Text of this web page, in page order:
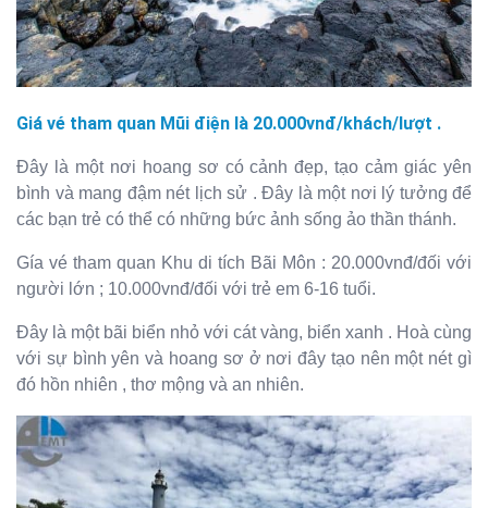
Giá vé tham quan Mũi điện là 20.000vnđ/khách/lượt .
Đây là một nơi hoang sơ có cảnh đẹp, tạo cảm giác yên
bình và mang đậm nét lịch sử . Đây là một nơi lý tưởng để
các bạn trẻ có thể có những bức ảnh sống ảo thần thánh.
Gía vé tham quan Khu di tích Bãi Môn : 20.000vnđ/đối với
người lớn ; 10.000vnđ/đối với trẻ em 6-16 tuổi.
Đây là một bãi biển nhỏ với cát vàng, biển xanh . Hoà cùng
với sự bình yên và hoang sơ ở nơi đây tạo nên một nét gì
đó hồn nhiên , thơ mộng và an nhiên.